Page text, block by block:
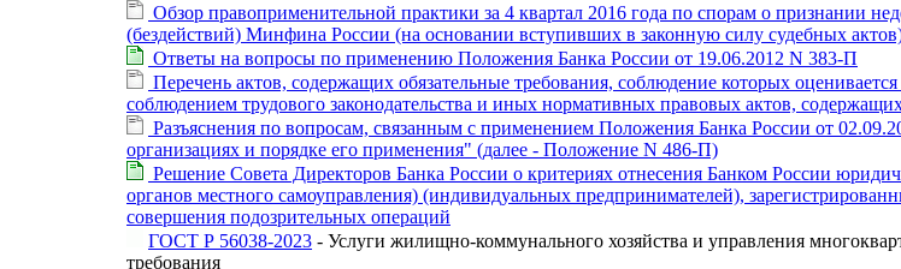
Обзор правоприменительной практики за 4 квартал 2016 года по спорам о признании
(бездействий) Минфина России (на основании вступивших в законную силу судебных
Ответы на вопросы по применению Положения Банка России от 19.06.2012 N 383-П
Перечень актов, содержащих обязательные требования, соблюдение которых
соблюдением трудового законодательства и иных нормативных правовых актов,
Разъяснения по вопросам, связанным с применением Положения Банка России от
организациях и порядке его применения" (далее - Положение N 486-П)
Решение Совета Директоров Банка России о критериях отнесения Банком России
органов местного самоуправления) (индивидуальных предпринимателей),
совершения подозрительных операций
ГОСТ Р 56038-2023 - Услуги жилищно-коммунального хозяйства и управления
требования